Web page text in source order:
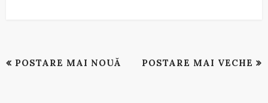
POSTARE MAI NOUĂ POSTARE MAI VECHE